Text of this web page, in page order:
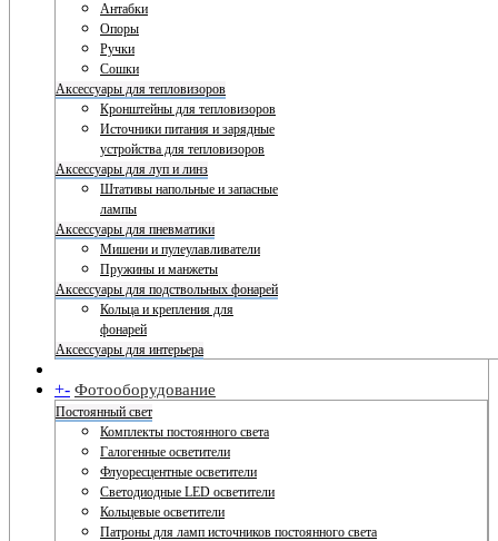
Антабки
Опоры
Ручки
Сошки
Аксессуары для тепловизоров
Кронштейны для тепловизоров
Источники питания и зарядные
устройства для тепловизоров
Аксессуары для луп и линз
Штативы напольные и запасные
лампы
Аксессуары для пневматики
Мишени и пулеулавливатели
Пружины и манжеты
Аксессуары для подствольных фонарей
Кольца и крепления для
фонарей
Аксессуары для интерьера
+- Фотооборудование
Постоянный свет
Комплекты постоянного света
Галогенные осветители
Флуоресцентные осветители
Светодиодные LED осветители
Кольцевые осветители
Патроны для ламп источников постоянного света